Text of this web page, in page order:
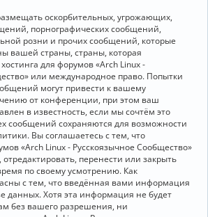
оскорбительных, угрожающих,
порнографических сообщений,
розни и прочих сообщений, которые
вашей страны, страны, которая
для форумов «Arch Linux -
или международное право. Попытки
могут привести к вашему
от конференции, при этом ваш
в известность, если мы сочтём это
сообщений сохраняются для возможности
Вы соглашаетесь с тем, что
«Arch Linux - Русскоязычное Сообщество»
перенести или закрыть
по своему усмотрению. Как
с тем, что введённая вами информация
данных. Хотя эта информация не будет
без вашего разрешения, ни